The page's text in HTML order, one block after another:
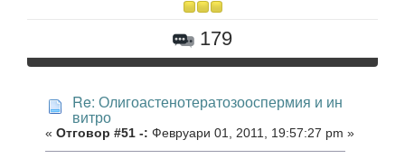
179
Re: Олигоастенотератозооспермия и ин
витро
« Отговор #51 -: Февруари 01, 2011, 19:57:27 pm »